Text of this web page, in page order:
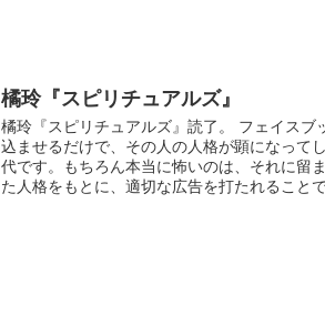
橘玲『スピリチュアルズ』
橘玲『スピリチュアルズ』読了。 フェイスブ
込ませるだけで、その人の人格が顕になって
代です。もちろん本当に怖いのは、それに留
た人格をもとに、適切な広告を打たれることで